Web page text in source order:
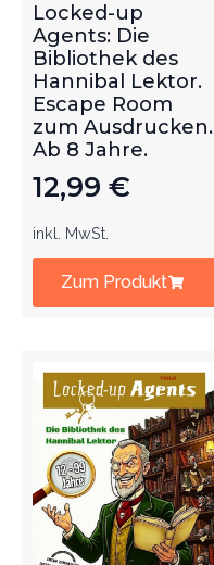
Locked-up
Agents: Die
Bibliothek des
Hannibal Lektor.
Escape Room
zum Ausdrucken.
Ab 8 Jahre.
12,99 €
inkl. MwSt.
Zum Produkt